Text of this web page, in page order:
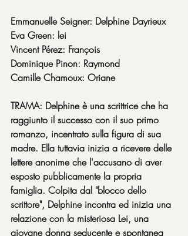
Emmanuelle Seigner: Delphine Dayrieux
Eva Green: lei
Vincent Pérez: François
Dominique Pinon: Raymond
Camille Chamoux: Oriane
TRAMA: Delphine è una scrittrice che ha
raggiunto il successo con il suo primo
romanzo, incentrato sulla figura di sua
madre. Ella tuttavia inizia a ricevere delle
lettere anonime che l'accusano di aver
esposto pubblicamente la propria
famiglia. Colpita dal "blocco dello
scrittore", Delphine incontra ed inizia una
relazione con la misteriosa Lei, una
giovane donna seducente e spontanea